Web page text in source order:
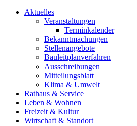
Aktuelles
Veranstaltungen
Terminkalender
Bekanntmachungen
Stellenangebote
Bauleitplanverfahren
Ausschreibungen
Mitteilungsblatt
Klima & Umwelt
Rathaus & Service
Leben & Wohnen
Freizeit & Kultur
Wirtschaft & Standort